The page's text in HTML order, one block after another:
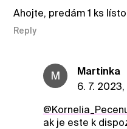
Ahojte, predám 1 ks
Reply
M
Martinka
6. 7. 2023,
ak je este k